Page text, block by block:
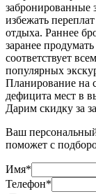
забронированные
избежать
отдыха. Раннее
заранее
соответствует
популярных
Планирование на
дефицита мест в
Дарим скидку за
Ваш
поможет с
Имя*
Телефон*